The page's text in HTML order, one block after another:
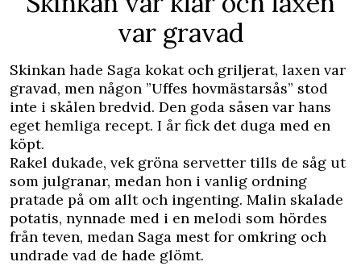
var gravad
Skinkan hade Saga kokat och griljerat, laxen var
gravad, men någon ”Uffes hovmästarsås” stod
inte i skålen bredvid. Den goda såsen var hans
eget hemliga recept. I år fick det duga med en
köpt.
Rakel dukade, vek gröna servetter tills de såg ut
som julgranar, medan hon i vanlig ordning
pratade på om allt och ingenting. Malin skalade
potatis, nynnade med i en melodi som hördes
från teven, medan Saga mest for omkring och
undrade vad de hade glömt.